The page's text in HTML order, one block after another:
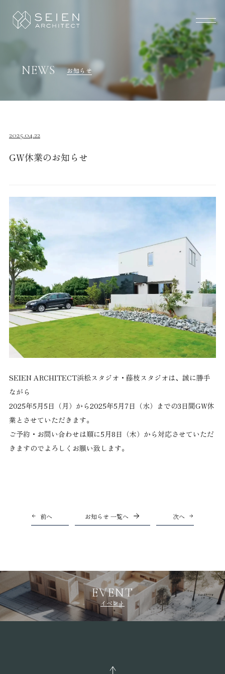
NEWS お知らせ
2025.04.22
GW休業のお知らせ
SEIEN ARCHITECT浜松スタジオ・藤枝スタジオは、誠に勝手
ながら
2025年5月5日（月）から2025年5月7日（水）までの3日間GW休
業とさせていただきます。
ご予約・お問い合わせは順に5月8日（木）から対応させていただ
きますのでよろしくお願い致します。
前へ お知らせ 一覧へ 次へ
EVENT
イベント